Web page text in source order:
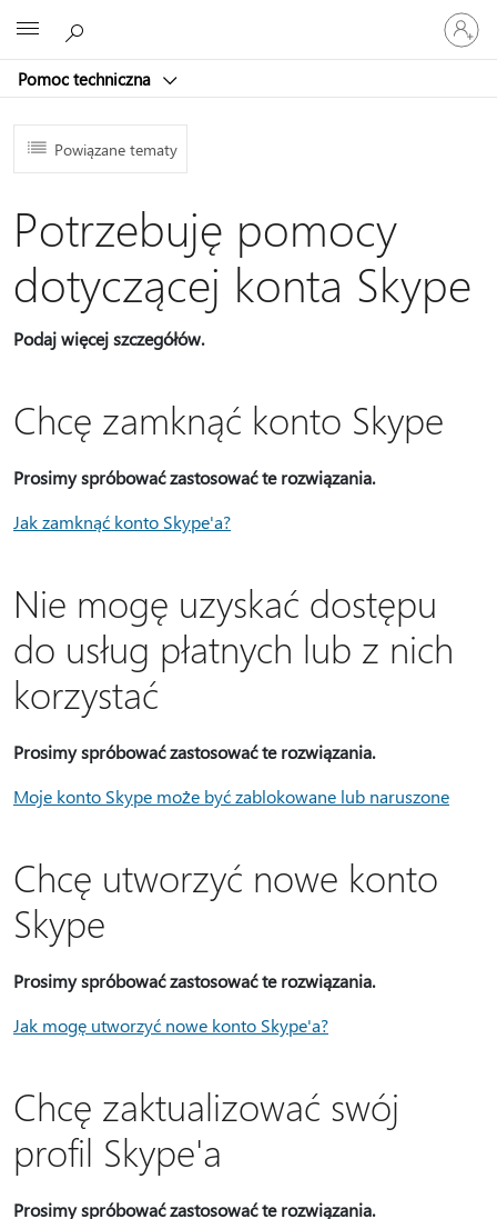
Pomoc techniczna
Zaloguj
się
do
konta
Powiązane tematy
Potrzebuję pomocy
dotyczącej konta Skype
Podaj więcej szczegółów.
Chcę zamknąć konto Skype
Prosimy spróbować zastosować te rozwiązania.
Jak zamknąć konto Skype'a?
Nie mogę uzyskać dostępu
do usług płatnych lub z nich
korzystać
Prosimy spróbować zastosować te rozwiązania.
Moje konto Skype może być zablokowane lub naruszone
Chcę utworzyć nowe konto
Skype
Prosimy spróbować zastosować te rozwiązania.
Jak mogę utworzyć nowe konto Skype'a?
Chcę zaktualizować swój
profil Skype'a
Prosimy spróbować zastosować te rozwiązania.